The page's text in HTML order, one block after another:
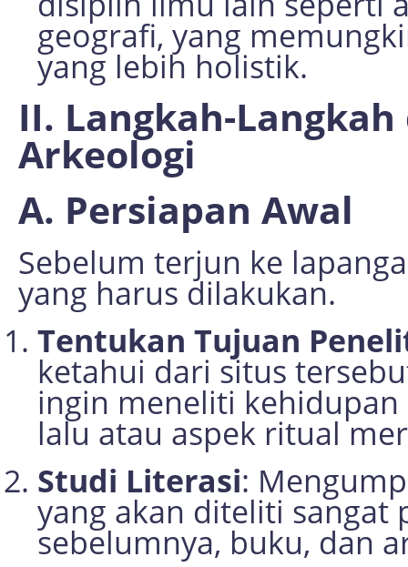
geografi, yang
yang lebih holistik.
II. Langkah-
Arkeologi
A. Persiapan Awal
Sebelum terjun ke
yang harus dilakukan.
Tentukan Tujuan
ketahui dari situs
ingin meneliti
lalu atau aspek ritual
Studi Literasi:
yang akan diteliti sangat
sebelumnya, buku, dan